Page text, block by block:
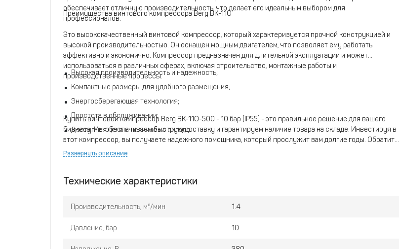
обеспечивает отличную производительность, что делает его идеальным выбором для
профессионалов.
Преимущества винтового компрессора Berg ВК-11O
Это высококачественный винтовой компрессор, который характеризуется прочной конструкцией и
высокой производительностью. Он оснащен мощным двигателем, что позволяет ему работать
эффективно и экономично. Компрессор предназначен для длительной эксплуатации и может
использоваться в различных сферах, включая строительство, монтажные работы и
производственные процессы.
Высокая производительность и надежность;
Компактные размеры для удобного размещения;
Энергосберегающая технология;
Простота в обслуживании;
Доступная цена и наличие на складе.
Купить винтовой компрессор Berg ВК-11О-500 - 10 бар (IP55) - это правильное решение для вашего
бизнеса. Мы обеспечиваем быструю доставку и гарантируем наличие товара на складе. Инвестируя в
этот компрессор, вы получаете надежного помощника, который прослужит вам долгие годы. Обратите
внимание, что ВК в данном названии означает "винтовой компрессор", а 11O указывает на его
Развернуть описание
Технические характеристики
Производительность, м³/мин 1.4
Давление, бар 10